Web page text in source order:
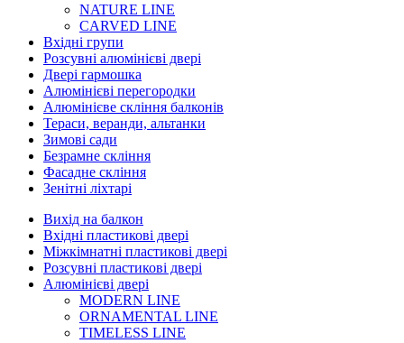
NATURE LINE
CARVED LINE
Вхідні групи
Розсувні алюмінієві двері
Двері гармошка
Алюмінієві перегородки
Алюмінієве скління балконів
Тераси, веранди, альтанки
Зимові сади
Безрамне скління
Фасадне скління
Зенітні ліхтарі
Вихід на балкон
Вхідні пластикові двері
Міжкімнатні пластикові двері
Розсувні пластикові двері
Алюмінієві двері
MODERN LINE
ORNAMENTAL LINE
TIMELESS LINE